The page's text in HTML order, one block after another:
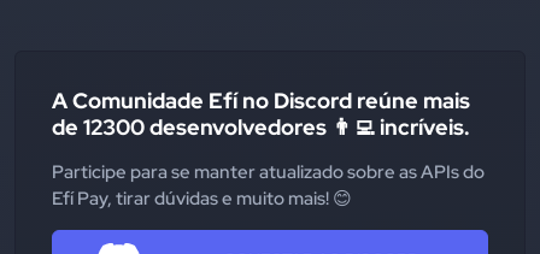
A Comunidade Efí no Discord reúne mais
de 12300 desenvolvedores 👨‍💻 incríveis.
Participe para se manter atualizado sobre as APIs do
Efí Pay, tirar dúvidas e muito mais! 😊